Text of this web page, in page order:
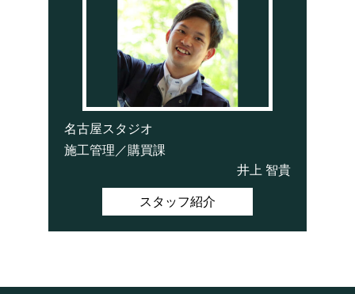
名古屋スタジオ
施工管理／購買課
井上 智貴
スタッフ紹介